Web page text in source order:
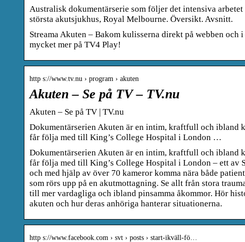
Australisk dokumentärserie som följer det intensiva
största akutsjukhus, Royal Melbourne. Översikt. Avsnitt.
Streama Akuten – Bakom kulisserna direkt på webben och
mycket mer på TV4 Play!
http s://www.tv.nu › program › akuten
Akuten – Se på TV – TV.nu
Akuten – Se på TV | TV.nu
Dokumentärserien Akuten är en intim, kraftfull och ibland
får följa med till King’s College Hospital i London …
Dokumentärserien Akuten är en intim, kraftfull och ibland
får följa med till King’s College Hospital i London – ett av
och med hjälp av över 70 kameror komma nära både
som rörs upp på en akutmottagning. Se allt från stora
till mer vardagliga och ibland pinsamma åkommor. Hör
akuten och hur deras anhöriga hanterar situationerna.
http s://www.facebook.com › svt › posts › start-ikväll-fö…